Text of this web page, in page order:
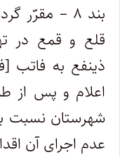
بند ۸ –
قلع و قمع در
ذینفع به فاتب
اعلام و پس از
شهرستان نسبت
عدم اجرای آن